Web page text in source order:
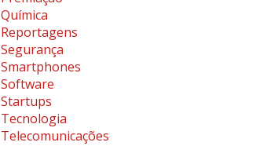
Química
Reportagens
Segurança
Smartphones
Software
Startups
Tecnologia
Telecomunicações